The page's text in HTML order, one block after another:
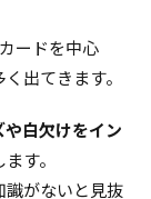
ードを中心
出てきます。
白欠けをイン
す。
識がないと見抜